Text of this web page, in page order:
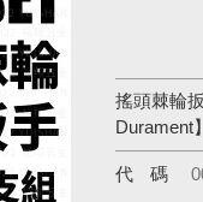
搖頭棘輪
Durament】
代碼